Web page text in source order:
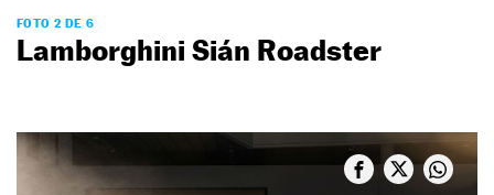
FOTO 2 DE 6
Lamborghini Sián Roadster